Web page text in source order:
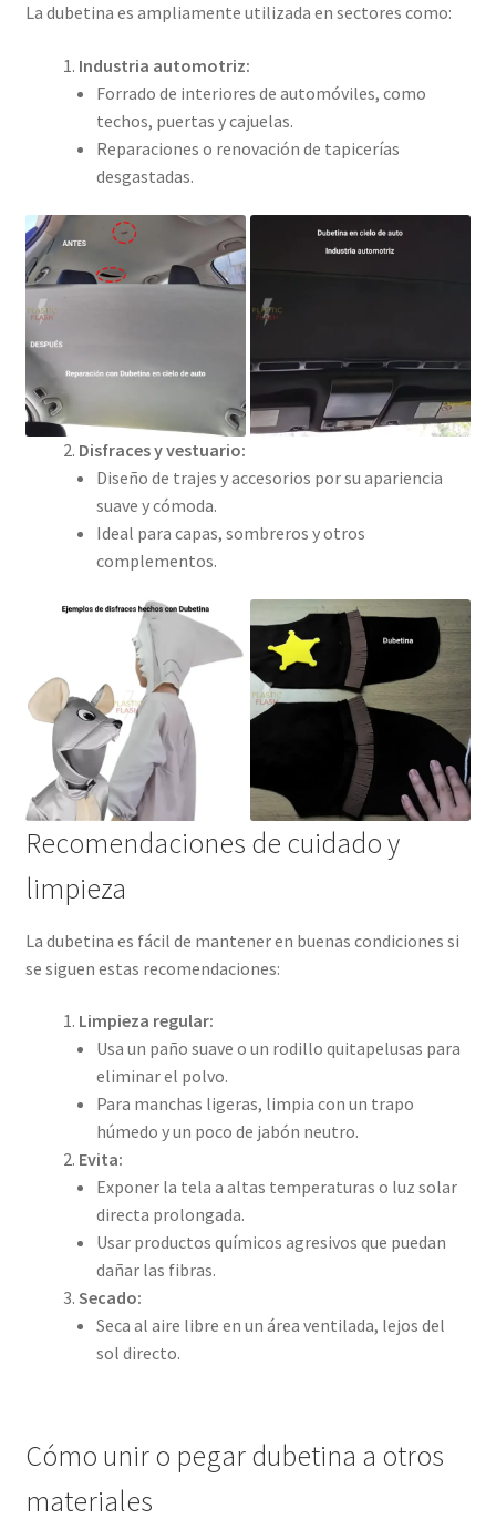
La dubetina es ampliamente utilizada en sectores como:
Industria automotriz:
Forrado de interiores de automóviles, como
techos, puertas y cajuelas.
Reparaciones o renovación de tapicerías
desgastadas.
Disfraces y vestuario:
Diseño de trajes y accesorios por su apariencia
suave y cómoda.
Ideal para capas, sombreros y otros
complementos.
Recomendaciones de cuidado y
limpieza
La dubetina es fácil de mantener en buenas condiciones si
se siguen estas recomendaciones:
Limpieza regular:
Usa un paño suave o un rodillo quitapelusas para
eliminar el polvo.
Para manchas ligeras, limpia con un trapo
húmedo y un poco de jabón neutro.
Evita:
Exponer la tela a altas temperaturas o luz solar
directa prolongada.
Usar productos químicos agresivos que puedan
dañar las fibras.
Secado:
Seca al aire libre en un área ventilada, lejos del
sol directo.
Cómo unir o pegar dubetina a otros
materiales